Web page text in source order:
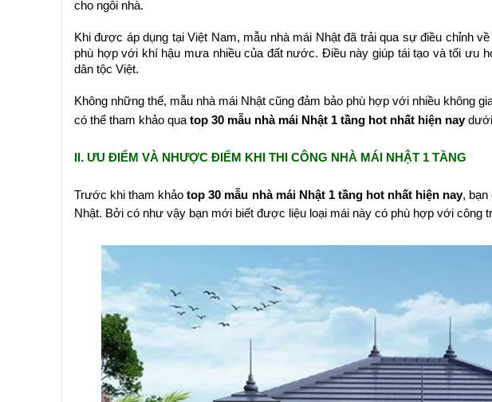
cho ngôi nhà.
Khi được áp dụng tại Việt Nam, mẫu nhà mái Nhật đã trải qua sự điều chỉnh
phù hợp với khí hậu mưa nhiều của đất nước. Điều này giúp tái tạo và tối ưu
dân tộc Việt.
Không những thế, mẫu nhà mái Nhật cũng đảm bảo phù hợp với nhiều không
có thể tham khảo qua top 30 mẫu nhà mái Nhật 1 tầng hot nhất hiện nay
II. ƯU ĐIỂM VÀ NHƯỢC ĐIỂM KHI THI CÔNG NHÀ MÁI NHẬT 1 TẦNG
Trước khi tham khảotop 30 mẫu nhà mái Nhật 1 tầng hot nhất hiện nay, bạn
Nhật. Bởi có như vậy bạn mới biết được liệu loại mái này có phù hợp với công